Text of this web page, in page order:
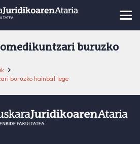
buruzko
buruzko hainbat lege